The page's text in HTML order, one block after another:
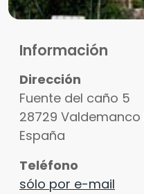
Información
Dirección
Fuente del caño 5
28729 Valdemanco
España
Teléfono
sólo por e-mail